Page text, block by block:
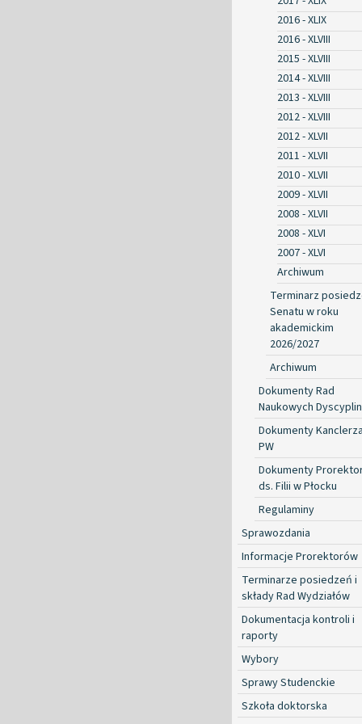
2016 - XLIX
2016 - XLVIII
2015 - XLVIII
2014 - XLVIII
2013 - XLVIII
2012 - XLVIII
2012 - XLVII
2011 - XLVII
2010 - XLVII
2009 - XLVII
2008 - XLVII
2008 - XLVI
2007 - XLVI
Archiwum
Terminarz
Senatu w roku
akademickim
2026/2027
Archiwum
Dokumenty Rad
Naukowych Dyscyplin
Dokumenty
PW
Dokumenty
ds. Filii w Płocku
Regulaminy
Sprawozdania
Informacje Prorektorów
Terminarze posiedzeń i
składy Rad Wydziałów
Dokumentacja kontroli i
raporty
Wybory
Sprawy Studenckie
Szkoła doktorska